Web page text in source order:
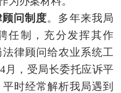
顾问制度。多年来我局
任制，充分发挥其作
法律顾问给农业系统工
4月，受局长委托应诉平
时经常解析我局遇到